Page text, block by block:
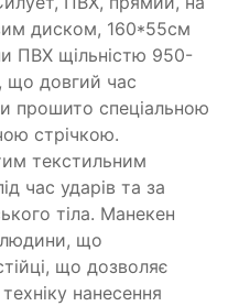
диском, 160*55см
ПВХ щільністю 950-
що довгий час
прошито спеціальною
стрічкою.
текстильним
час ударів та за
тіла. Манекен
що
що дозволяє
нанесення